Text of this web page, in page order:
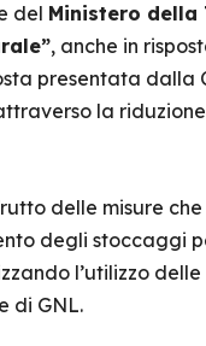
del Ministero della
, anche in
presentata dalla
la
delle misure che
degli stoccaggi
l’utilizzo
di GNL.